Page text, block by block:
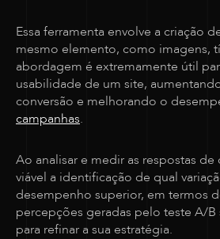
Essa ferramenta envolve a criação
mesmo elemento, como imagens,
abordagem é extremamente útil
usabilidade de um site,
conversão e melhorando o
campanhas.
Ao analisar e medir as respostas
viável a identificação de qual
desempenho superior, em termos
percepções geradas pelo teste A/B
para refinar a sua estratégia.